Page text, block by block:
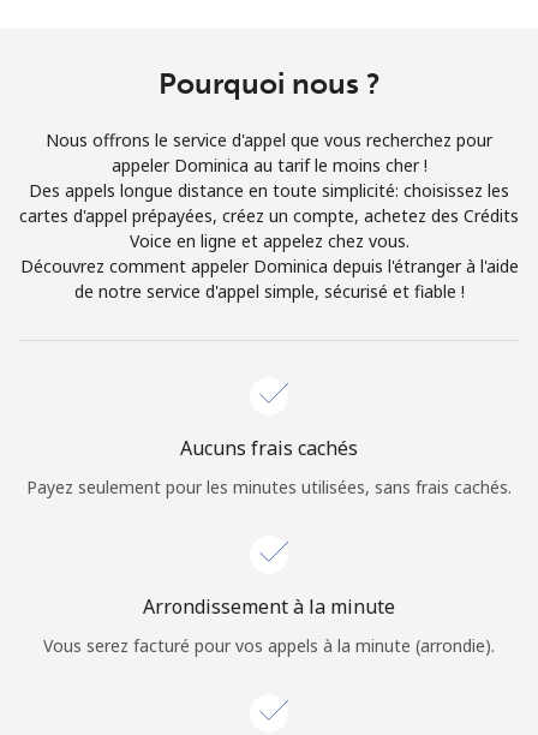
S'inscrire
Bonjour!
Identifiez-vous ou INSCRIVEZ-VOUS →
Rappel du mot de passe →
Login
Pourquoi nous ?
Nous offrons le service d'appel que vous recherchez pour
appeler Dominica au tarif le moins cher !
Des appels longue distance en toute simplicité: choisissez les
cartes d'appel prépayées, créez un compte, achetez des Crédits
Voice en ligne et appelez chez vous.
Découvrez comment appeler Dominica depuis l'étranger à l'aide
de notre service d'appel simple, sécurisé et fiable !
Aucuns frais cachés
Payez seulement pour les minutes utilisées, sans frais cachés.
Arrondissement à la minute
Vous serez facturé pour vos appels à la minute (arrondie).